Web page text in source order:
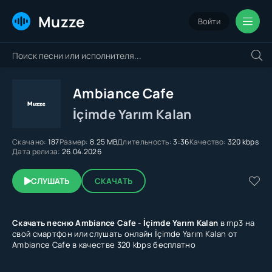
Muzze Войти
Ambiance Cafe
İçimde Yarım Kalan
Скачано: 187Размер: 8.25 MBДлительность:3:36Качество: 320 kbps
Дата релиза: 26.04.2026
СЛУШАТЬ СКАЧАТЬ
Скачать песню Ambiance Cafe - İçimde Yarım Kalan в mp3 на
свой смартфон или слушать онлайн İçimde Yarım Kalan от
Ambiance Cafe в качестве 320 kbps бесплатно